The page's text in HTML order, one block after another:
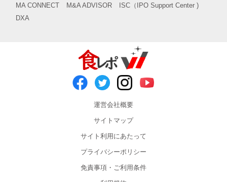
MA CONNECT
M&A ADVISOR
ISC（IPO Support Center )
DXA
運営会社概要
サイトマップ
サイト利用にあたって
プライバシーポリシー
免責事項・ご利用条件